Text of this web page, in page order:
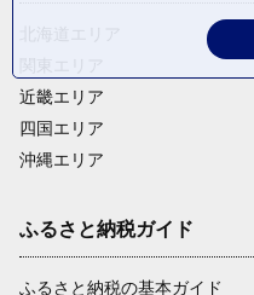
近畿エリア
四国エリア
沖縄エリア
ふるさと納税ガイド
ふるさと納税の基本ガイド